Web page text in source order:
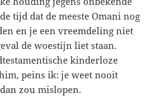
tijd dat de meeste Omani nog
en je een vreemdeling niet
de woestijn liet staan.
kinderloze
peins ik: je weet nooit
zou mislopen.